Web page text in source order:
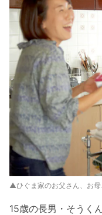
▲ひぐま家のお父さん、お母
15歳の長男・そうく